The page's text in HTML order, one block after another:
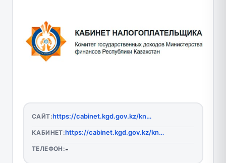
САЙТ: https://cabinet.kgd.gov.kz/knp/main/index
КАБИНЕТ: https://cabinet.kgd.gov.kz/knp/main/index
ТЕЛЕФОН:-